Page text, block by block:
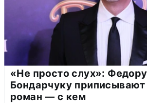
«Не просто слух»: Федору
Бондарчуку
роман — с кем